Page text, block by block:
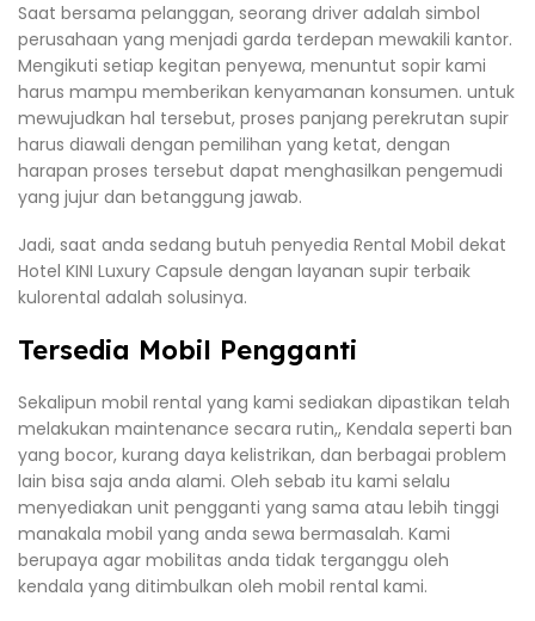
Saat bersama pelanggan, seorang driver adalah simbol
perusahaan yang menjadi garda terdepan mewakili kantor.
Mengikuti setiap kegitan penyewa, menuntut sopir kami
harus mampu memberikan kenyamanan konsumen. untuk
mewujudkan hal tersebut, proses panjang perekrutan supir
harus diawali dengan pemilihan yang ketat, dengan
harapan proses tersebut dapat menghasilkan pengemudi
yang jujur dan betanggung jawab.
Jadi, saat anda sedang butuh penyedia Rental Mobil dekat
Hotel KINI Luxury Capsule dengan layanan supir terbaik
kulorental adalah solusinya.
Tersedia Mobil Pengganti
Sekalipun mobil rental yang kami sediakan dipastikan telah
melakukan maintenance secara rutin,, Kendala seperti ban
yang bocor, kurang daya kelistrikan, dan berbagai problem
lain bisa saja anda alami. Oleh sebab itu kami selalu
menyediakan unit pengganti yang sama atau lebih tinggi
manakala mobil yang anda sewa bermasalah. Kami
berupaya agar mobilitas anda tidak terganggu oleh
kendala yang ditimbulkan oleh mobil rental kami.